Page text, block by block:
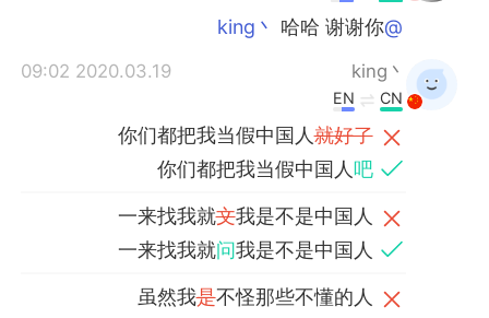
Türkçe
@king丶
哈哈 谢谢你
king丶
2020.03.19 09:02
CN
EN
你们都把我当假中国人就好了
你们都把我当假中国人吧
一来找我就文我是不是中国人
一来找我就问我是不是中国人
虽然我是不怪那些不懂的人